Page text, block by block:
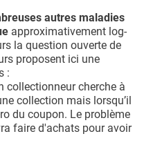
autres maladies
approximativement log-
la question ouverte de
proposent ici une
:
collectionneur cherche à
collection mais lorsqu’il
du coupon. Le problème
faire d'achats pour avoir